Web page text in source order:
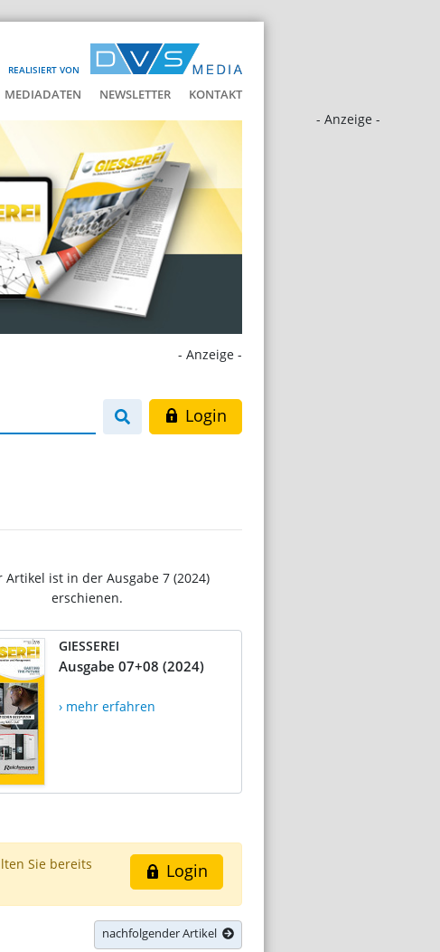
REALISIERT VON
MEDIADATEN NEWSLETTER KONTAKT
- Anzeige -
- Anzeige -
Login
Artikel ist in der Ausgabe 7 (2024)
erschienen.
GIESSEREI
Ausgabe 07+08 (2024)
› mehr erfahren
Login
Sie bereits
nachfolgender Artikel